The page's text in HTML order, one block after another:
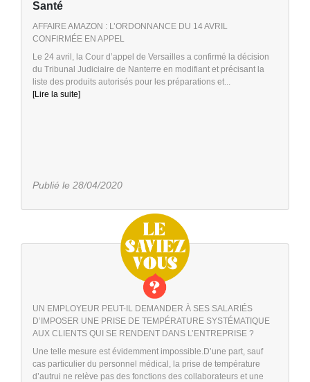
Santé
AFFAIRE AMAZON : L’ORDONNANCE DU 14 AVRIL
CONFIRMÉE EN APPEL
Le 24 avril, la Cour d’appel de Versailles a confirmé la décision
du Tribunal Judiciaire de Nanterre en modifiant et précisant la
liste des produits autorisés pour les préparations et...
[Lire la suite]
Publié le 28/04/2020
UN EMPLOYEUR PEUT-IL DEMANDER À SES SALARIÉS
D’IMPOSER UNE PRISE DE TEMPÉRATURE SYSTÉMATIQUE
AUX CLIENTS QUI SE RENDENT DANS L’ENTREPRISE ?
Une telle mesure est évidemment impossible.D’une part, sauf
cas particulier du personnel médical, la prise de température
d’autrui ne relève pas des fonctions des collaborateurs et une